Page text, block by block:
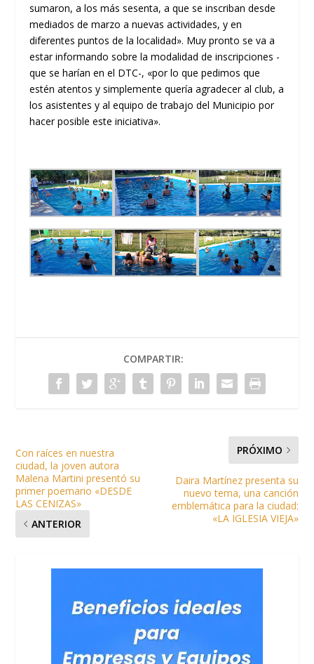
sumaron, a los más sesenta, a que se inscriban desde
mediados de marzo a nuevas actividades, y en
diferentes puntos de la localidad». Muy pronto se va a
estar informando sobre la modalidad de inscripciones -
que se harían en el DTC-, «por lo que pedimos que
estén atentos y simplemente quería agradecer al club, a
los asistentes y al equipo de trabajo del Municipio por
hacer posible este iniciativa».
COMPARTIR:
Con raíces en nuestra
ciudad, la joven autora
Malena Martini presentó su
primer poemario «DESDE
LAS CENIZAS»
ANTERIOR
PRÓXIMO
Daira Martínez presenta su
nuevo tema, una canción
emblemática para la ciudad:
«LA IGLESIA VIEJA»